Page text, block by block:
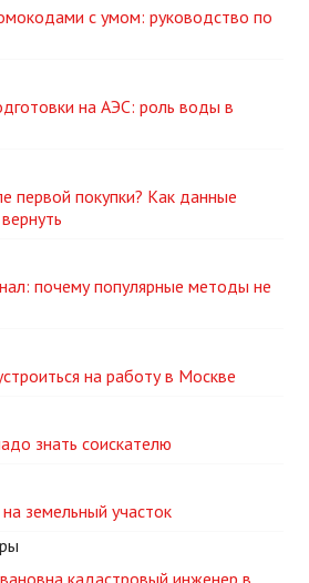
с умом: руководство по
на АЭС: роль воды в
первой покупки? Как данные
почему популярные методы не
на работу в Москве
знать соискателю
земельный участок
кадастровый инженер в